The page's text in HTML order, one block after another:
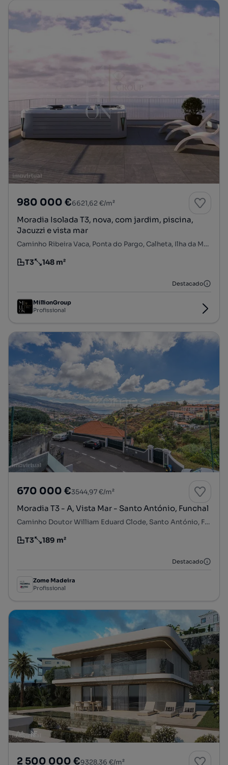
980 000 €6621,62 €/m²
Moradia Isolada T3, nova, com jardim, piscina,
Jacuzzi e vista mar
Caminho Ribeira Vaca, Ponta do Pargo, Calheta, Ilha da Madeira
Tipologia
T3
Preço por metro quadrado
148 m²
Destacado
MillionGroup
Profissional
670 000 €3544,97 €/m²
Moradia T3 - A, Vista Mar - Santo António, Funchal
Caminho Doutor William Eduard Clode, Santo António, Funchal, Ilha da Madeira
Tipologia
T3
Preço por metro quadrado
189 m²
Destacado
Zome Madeira
Profissional
2 500 000 €9328,36 €/m²